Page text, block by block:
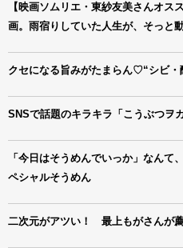
【映画ソムリエ・東紗友美さんオス
画。雨宿りしていた人生が、そっと
クセになる旨みがたまらん♡“シビ・
SNSで話題のキラキラ「こうぶつヲ
「今日はそうめんでいっか」なんて
ペシャルそうめん
二次元がアツい！ 最上もがさんが